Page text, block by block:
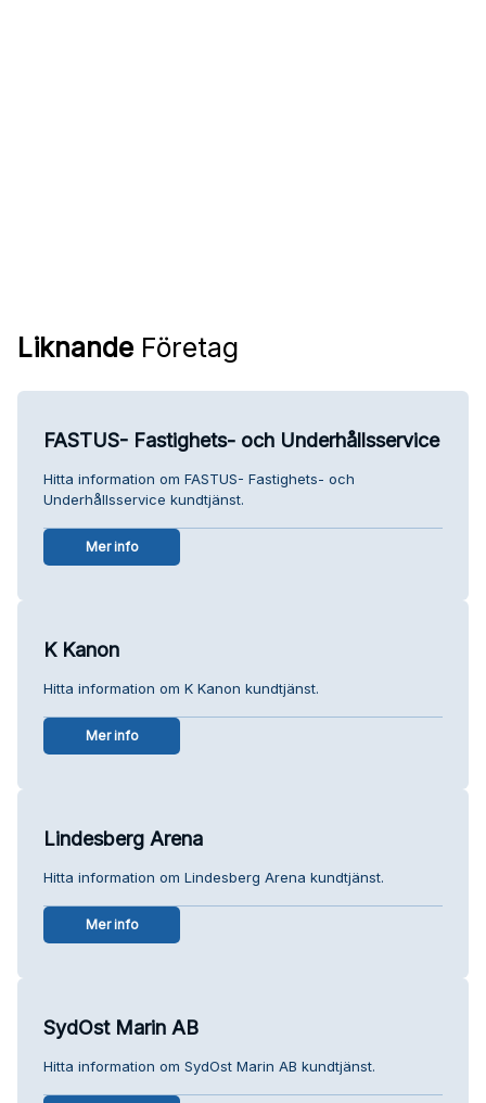
Liknande Företag
FASTUS- Fastighets- och Underhållsservice
Hitta information om FASTUS- Fastighets- och
Underhållsservice kundtjänst.
Mer info
K Kanon
Hitta information om K Kanon kundtjänst.
Mer info
Lindesberg Arena
Hitta information om Lindesberg Arena kundtjänst.
Mer info
SydOst Marin AB
Hitta information om SydOst Marin AB kundtjänst.